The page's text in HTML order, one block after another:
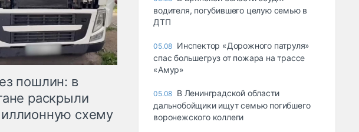
пошлин: в
раскрыли
схему
водителя, погубившего целую семью в
ДТП
05.08 Инспектор «Дорожного патруля»
спас большегруз от пожара на трассе
«Амур»
05.08 В Ленинградской области
дальнобойщики ищут семью погибшего
воронежского коллеги